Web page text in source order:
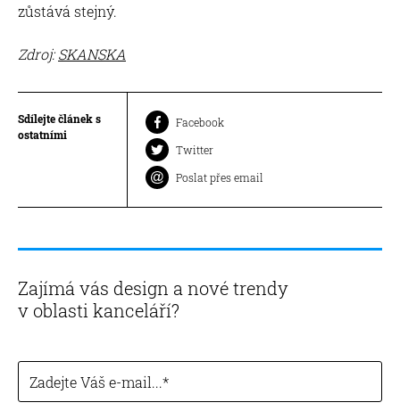
zůstává stejný.
Zdroj:SKANSKA
Sdílejte článek s
ostatními
Facebook
Twitter
Poslat přes email
Zajímá vás design a nové trendy
v oblasti kanceláří?
Zadejte Váš e-mail...